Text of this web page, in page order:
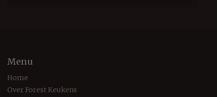
Menu
Home
Over Forest Keukens